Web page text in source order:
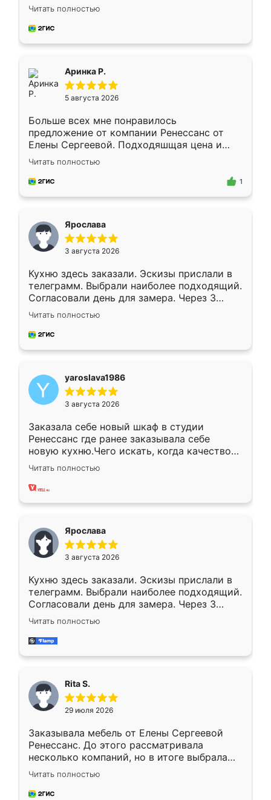
Замерщик приехал в субботу, подошёл к
делу со всей ответственностью. Собрали
за день, ребята работали аккуратно, даже
Читать полностью
Аринка Р.
5 августа 2026
Больше всех мне понравилось
предложение от компании Ренессанс от
Елены Сергеевой. Подходяшщая цена и
короткие сроки изготовления. Приехавший
для замера сотрудник Владислав
предложил по моему эскизу самый
Читать полностью
1
Ярослава
3 августа 2026
Кухню здесь заказали. Эскизы прислали в
телеграмм. Выбрали наиболее подходящий.
Согласовали день для замера. Через 3
недели кухня была уже готова. Остались
довольны работой. Спасибо Ренессанс
мебель за качественную работу!
Читать полностью
yaroslava1986
3 августа 2026
Заказала себе новый шкаф в студии
Ренессанс где ранее заказывала себе
новую кухню.Чего искать, когда качеством
вполне довольна. Служит кухня уже почти
два года, нареканий нет.
Читать полностью
Ярослава
3 августа 2026
Кухню здесь заказали. Эскизы прислали в
телеграмм. Выбрали наиболее подходящий.
Согласовали день для замера. Через 3
недели кухня была уже готова. Остались
довольны работой. Спасибо Ренессанс
мебель за качественную работу!
Читать полностью
Rita S.
29 июля 2026
Заказывала мебель от Елены Сергеевой
Ренессанс. До этого рассматривала
несколько компаний, но в итоге выбрала
эту. Сначала обговорили условия, потом
приехал замерщик, всё спокойно объяснил
и снял размеры. Изготовили в срок, с
Читать полностью